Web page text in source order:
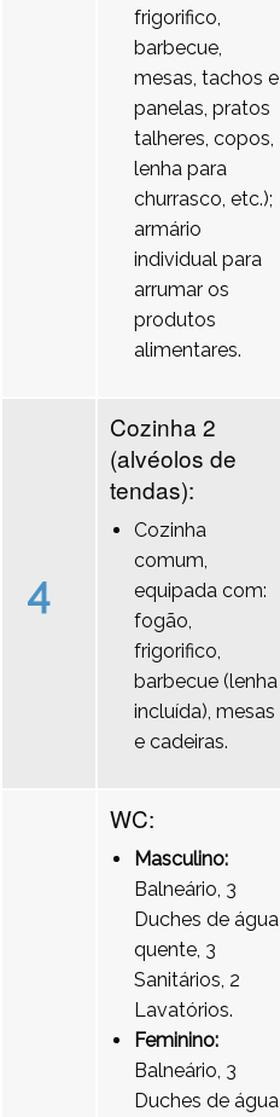
frigorifico,
barbecue,
mesas, tachos e
panelas, pratos
talheres, copos,
lenha para
churrasco, etc.);
armário
individual para
arrumar os
produtos
alimentares.
4
Cozinha 2
(alvéolos de
tendas):
Cozinha
comum,
equipada com:
fogão,
frigorifico,
barbecue (lenha
incluída), mesas
e cadeiras.
WC:
Masculino:
Balneário, 3
Duches de água
quente, 3
Sanitários, 2
Lavatórios.
Feminino:
Balneário, 3
Duches de água